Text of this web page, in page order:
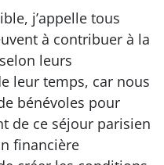
j’appelle tous
à contribuer à la
leurs
leur temps, car nous
bénévoles pour
de ce séjour parisien
financière